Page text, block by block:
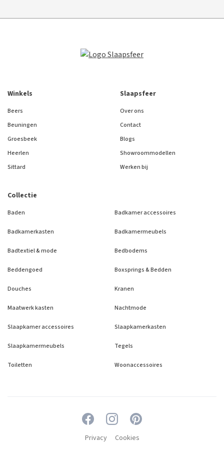
Collectie
Baden Badkamer accessoires
Badkamerkasten Badkamermeubels
Badtextiel & mode Bedbodems
Beddengoed Boxsprings & Bedden
Douches Kranen
Maatwerk kasten Nachtmode
Slaapkamer accessoires Slaapkamerkasten
Slaapkamermeubels Tegels
Toiletten Woonaccessoires
Winkels
Beers
Beuningen
Groesbeek
Heerlen
Sittard
Slaapsfeer
Over ons
Contact
Blogs
Showroommodellen
Werken bij
Privacy Cookies